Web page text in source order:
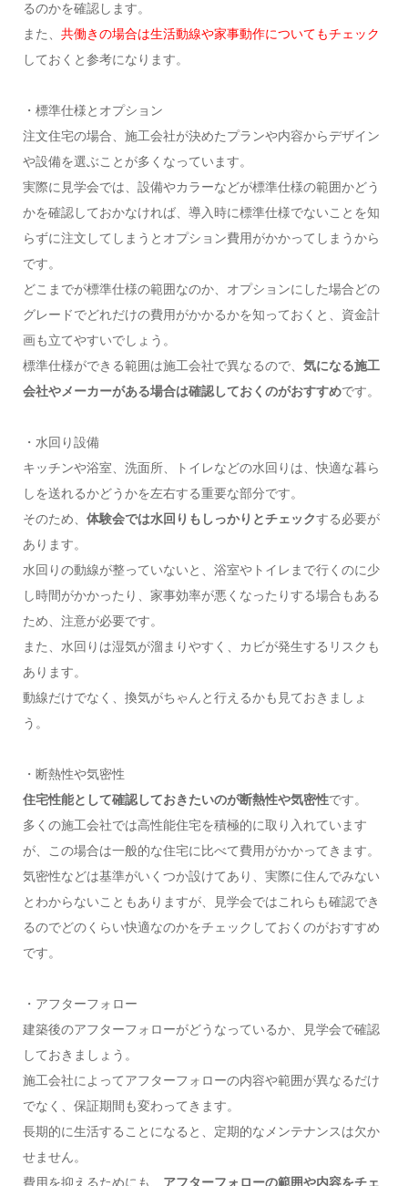
るのかを確認します。
また、 共働きの場合は生活動線や家事動作についてもチェック
しておくと参考になります。
・標準仕様とオプション
注文住宅の場合、施工会社が決めたプランや内容からデザイン
や設備を選ぶことが多くなっています。
実際に見学会では、設備やカラーなどが標準仕様の範囲かどう
かを確認しておかなければ、導入時に標準仕様でないことを知
らずに注文してしまうとオプション費用がかかってしまうから
です。
どこまでが標準仕様の範囲なのか、オプションにした場合どの
グレードでどれだけの費用がかかるかを知っておくと、資金計
画も立てやすいでしょう。
標準仕様ができる範囲は施工会社で異なるので、 気になる施工
会社やメーカーがある場合は確認しておくのがおすすめです。
・水回り設備
キッチンや浴室、洗面所、トイレなどの水回りは、快適な暮ら
しを送れるかどうかを左右する重要な部分です。
そのため、 体験会では水回りもしっかりとチェックする必要が
あります。
水回りの動線が整っていないと、浴室やトイレまで行くのに少
し時間がかかったり、家事効率が悪くなったりする場合もある
ため、注意が必要です。
また、水回りは湿気が溜まりやすく、カビが発生するリスクも
あります。
動線だけでなく、換気がちゃんと行えるかも見ておきましょ
う。
・断熱性や気密性
住宅性能として確認しておきたいのが断熱性や気密性です。
多くの施工会社では高性能住宅を積極的に取り入れています
が、この場合は一般的な住宅に比べて費用がかかってきます。
気密性などは基準がいくつか設けてあり、実際に住んでみない
とわからないこともありますが、見学会ではこれらも確認でき
るのでどのくらい快適なのかをチェックしておくのがおすすめ
です。
・アフターフォロー
建築後のアフターフォローがどうなっているか、見学会で確認
しておきましょう。
施工会社によってアフターフォローの内容や範囲が異なるだけ
でなく、保証期間も変わってきます。
長期的に生活することになると、定期的なメンテナンスは欠か
せません。
費用を抑えるためにも、 アフターフォローの範囲や内容をチェ